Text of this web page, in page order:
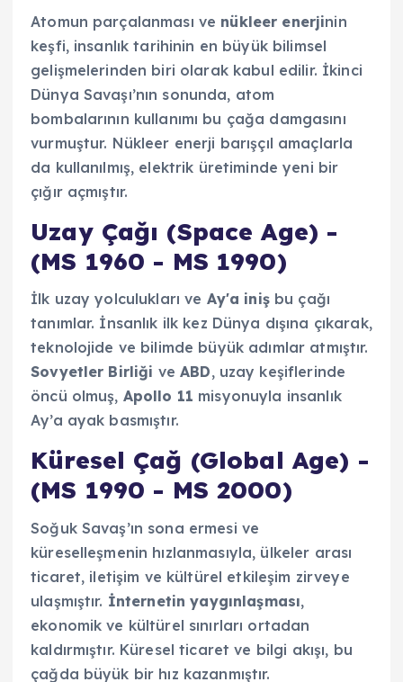
Atomun parçalanması ve nükleer enerjinin
keşfi, insanlık tarihinin en büyük bilimsel
gelişmelerinden biri olarak kabul edilir. İkinci
Dünya Savaşı’nın sonunda, atom
bombalarının kullanımı bu çağa damgasını
vurmuştur. Nükleer enerji barışçıl amaçlarla
da kullanılmış, elektrik üretiminde yeni bir
çığır açmıştır.
Uzay Çağı (Space Age) -
(MS 1960 - MS 1990)
İlk uzay yolculukları ve Ay'a inişbu çağı
tanımlar. İnsanlık ilk kez Dünya dışına çıkarak,
teknolojide ve bilimde büyük adımlar atmıştır.
Sovyetler Birliği veABD, uzay keşiflerinde
öncü olmuş, Apollo 11 misyonuyla insanlık
Ay’a ayak basmıştır.
Küresel Çağ (Global Age) -
(MS 1990 - MS 2000)
Soğuk Savaş’ın sona ermesi ve
küreselleşmenin hızlanmasıyla, ülkeler arası
ticaret, iletişim ve kültürel etkileşim zirveye
ulaşmıştır. İnternetin yaygınlaşması,
ekonomik ve kültürel sınırları ortadan
kaldırmıştır. Küresel ticaret ve bilgi akışı, bu
çağda büyük bir hız kazanmıştır.